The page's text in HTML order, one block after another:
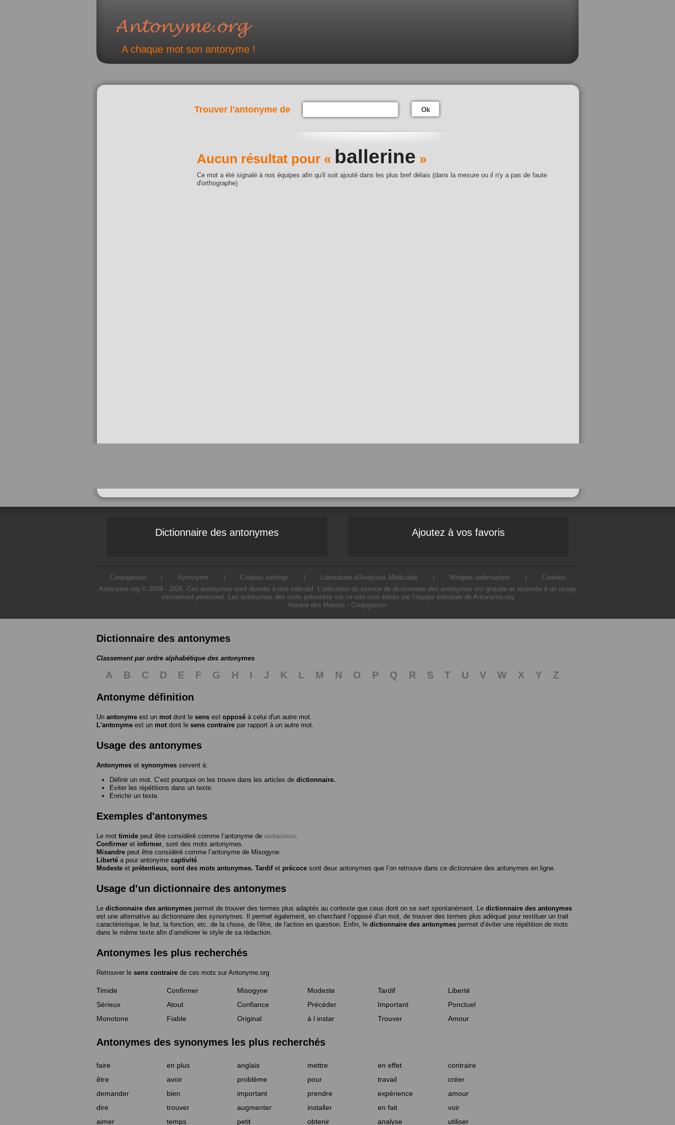
A chaque mot son antonyme !
Trouver l'antonyme de Ok
Aucun résultat pour « ballerine »
Ce mot a été signalé à nos équipes afin qu'il soit ajouté dans les plus bref délais (dans la mesure ou il n'y a pas de faute
d'orthographe)
Dictionnaire des antonymes Ajoutez à vos favoris
Conjugaison Synonyme Cookies settings Laboratoire d'Analyses Médicales Widgets webmasters
Cookies
Antonyme.org © 2009 - 2026. Ces antonymes sont donnés à titre indicatif. L'utilisation du service de dictionnaire des antonymes est gratuite et réservée à un usage
strictement personnel. Les antonymes des mots présentés sur ce site sont édités par l’équipe éditoriale de Antonyme.org
Horaire des Marées - Conjugaison
Dictionnaire des antonymes
Classement par ordre alphabétique des antonymes
A B C D E F G H I J K L M N O P Q R S T U V W X Y
Z
Antonyme définition
Un antonyme est un mot dont le sens est opposé à celui d'un autre mot.
L'antonyme est un mot dont le sens contraire par rapport à un autre mot.
Usage des antonymes
Antonymes et synonymes servent à:
Définir un mot. C’est pourquoi on les trouve dans les articles de dictionnaire.
Eviter les répétitions dans un texte.
Enrichir un texte.
Exemples d'antonymes
Le mot timide peut être considéré comme l’antonyme de audacieux
Confirmer et infirmer , sont des mots antonymes.
Misandre peut être considéré comme l’antonyme de Misogyne
Liberté a pour antonyme captivité
Modeste et prétentieux, sont des mots antonymes. Tardifet précoce sont deux antonymes que l’on retrouve dans ce dictionnaire des antonymes en ligne.
Usage d’un dictionnaire des antonymes
Le dictionnaire des antonymes permet de trouver des termes plus adaptés au contexte que ceux dont on se sert spontanément. Le dictionnaire des antonymes
est une alternative au dictionnaire des synonymes. Il permet également, en cherchant l’opposé d’un mot, de trouver des termes plus adéquat pour restituer un trait
caractéristique, le but, la fonction, etc. de la chose, de l'être, de l'action en question. Enfin, le dictionnaire des antonymes permet d’éviter une répétition de mots
dans le même texte afin d’améliorer le style de sa rédaction.
Antonymes les plus recherchés
Retrouver le sens contraire de ces mots sur Antonyme.org
Timide Confirmer Misogyne Modeste Tardif
Liberté
Sérieux
Atout Confiance Précéder Important
Ponctuel
Monotone
Fiable Original à l instar Trouver Amour
Antonymes des synonymes les plus recherchés
faire en plus anglais mettre en effet
contraire
être
avoir problème pour travail
créer
demander
bien important prendre expérience
amour
dire
trouver augmenter installer en fait
voir
aimer
temps petit obtenir analyse utiliser